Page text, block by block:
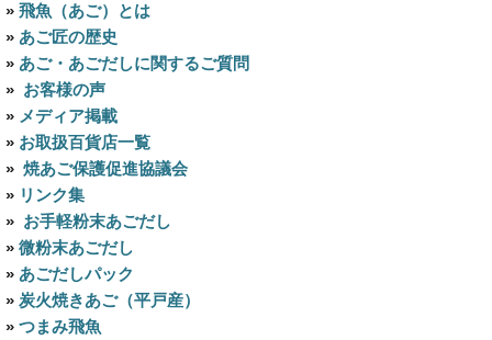
» 飛魚（あご）とは
» あご匠の歴史
» あご・あごだしに関するご質問
» お客様の声
» メディア掲載
» お取扱百貨店一覧
» 焼あご保護促進協議会
» リンク集
» お手軽粉末あごだし
» 微粉末あごだし
» あごだしパック
» 炭火焼きあご（平戸産）
» つまみ飛魚